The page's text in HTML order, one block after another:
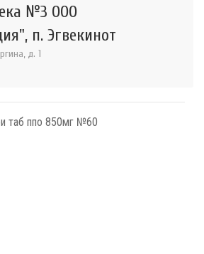
№3 ООО
п. Эгвекинот
д. 1
таб ппо 850мг №60